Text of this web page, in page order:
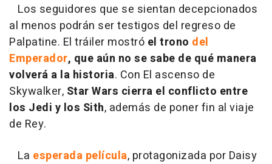
Los seguidores que se sientan decepcionados
al menos podrán ser testigos del regreso de
Palpatine. El tráiler mostró el trono del
Emperador, que aún no se sabe de qué manera
volverá a la historia. Con El ascenso de
Skywalker, Star Wars cierra el conflicto entre
los Jedi y los Sith, además de poner fin al viaje
de Rey.
La esperada película, protagonizada por Daisy